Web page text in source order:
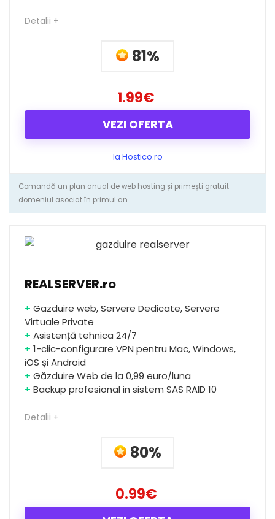
Detalii +
81%
1.99€
VEZI OFERTA
la Hostico.ro
Comandă un plan anual de web hosting și primești gratuit
domeniul asociat în primul an
REALSERVER.ro
+ Gazduire web, Servere Dedicate, Servere
Virtuale Private
+ Asistență tehnica 24/7
+ 1-clic-configurare VPN pentru Mac, Windows,
iOS și Android
+ Găzduire Web de la 0,99 euro/luna
+ Backup profesional in sistem SAS RAID 10
Detalii +
80%
0.99€